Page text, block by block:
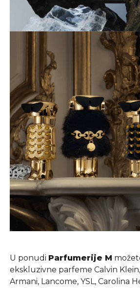
U ponudi Parfumerije M
ekskluzivne parfeme Calvin
Armani, Lancome, YSL, Carolina